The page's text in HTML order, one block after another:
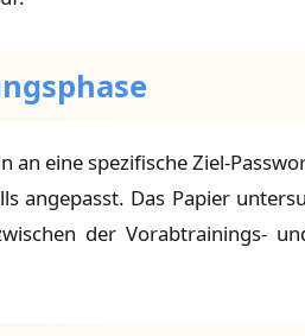
an eine spezifische Ziel-
angepasst. Das Papier
zwischen der